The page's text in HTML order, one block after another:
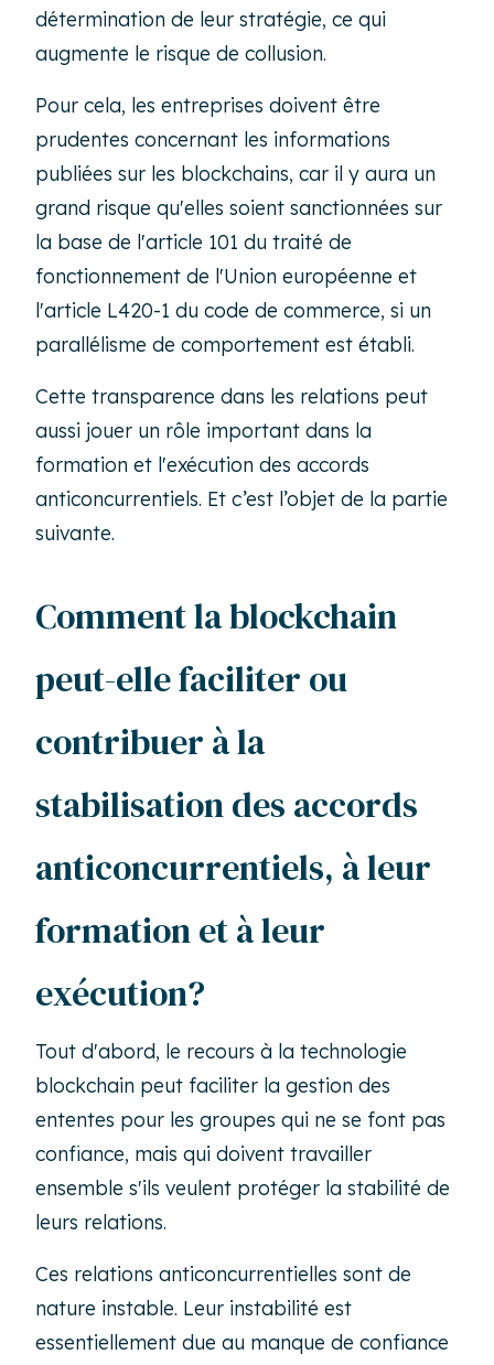
détermination de leur stratégie, ce qui
augmente le risque de collusion.
Pour cela, les entreprises doivent être
prudentes concernant les informations
publiées sur les blockchains, car il y aura un
grand risque qu'elles soient sanctionnées sur
la base de l'article 101 du traité de
fonctionnement de l'Union européenne et
l'article L420-1 du code de commerce, si un
parallélisme de comportement est établi.
Cette transparence dans les relations peut
aussi jouer un rôle important dans la
formation et l'exécution des accords
anticoncurrentiels. Et c’est l’objet de la partie
suivante.
Comment la blockchain
peut-elle faciliter ou
contribuer à la
stabilisation des accords
anticoncurrentiels, à leur
formation et à leur
exécution?
Tout d'abord, le recours à la technologie
blockchain peut faciliter la gestion des
ententes pour les groupes qui ne se font pas
confiance, mais qui doivent travailler
ensemble s'ils veulent protéger la stabilité de
leurs relations.
Ces relations anticoncurrentielles sont de
nature instable. Leur instabilité est
essentiellement due au manque de confiance